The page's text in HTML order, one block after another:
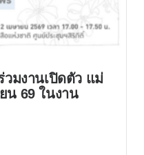
มงานเปิดตัว แม่
น 69 ในงาน